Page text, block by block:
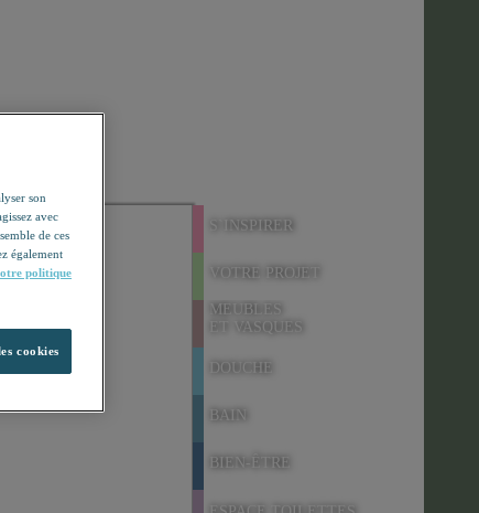
S`INSPIRER
VOTRE PROJET
MEUBLES
ET VASQUES
DOUCHE
BAIN
BIEN-ÊTRE
son
avec
de ces
également
politique
cookies